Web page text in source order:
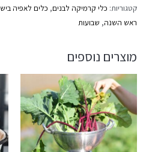
קטגוריות: כלי קרמיקה לבנים, כלים לאפיה
ראש השנה, שבועות
מוצרים נוספים